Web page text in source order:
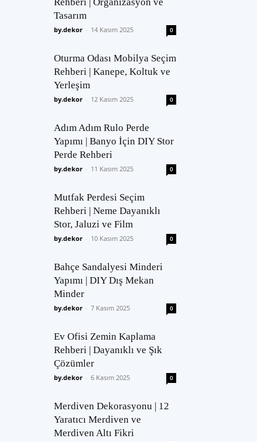
Tasarım
by.dekor - 14 Kasım 2025 0
Oturma Odası Mobilya Seçim
Rehberi | Kanepe, Koltuk ve
Yerleşim
by.dekor - 12 Kasım 2025 0
Adım Adım Rulo Perde
Yapımı | Banyo İçin DIY Stor
Perde Rehberi
by.dekor - 11 Kasım 2025 0
Mutfak Perdesi Seçim
Rehberi | Neme Dayanıklı
Stor, Jaluzi ve Film
by.dekor - 10 Kasım 2025 0
Bahçe Sandalyesi Minderi
Yapımı | DIY Dış Mekan
Minder
by.dekor - 7 Kasım 2025 0
Ev Ofisi Zemin Kaplama
Rehberi | Dayanıklı ve Şık
Çözümler
by.dekor - 6 Kasım 2025 0
Merdiven Dekorasyonu | 12
Yaratıcı Merdiven ve
Merdiven Altı Fikri